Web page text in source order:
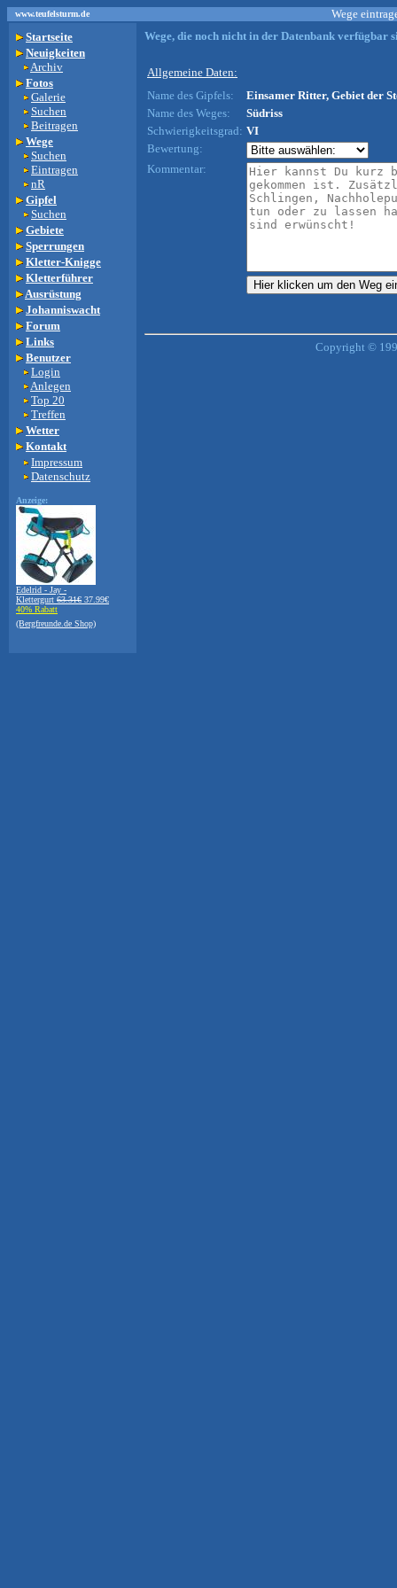
www.teufelsturm.de
Wege
Startseite
Neuigkeiten
Archiv
Fotos
Galerie
Suchen
Beitragen
Wege
Suchen
Eintragen
nR
Gipfel
Suchen
Gebiete
Sperrungen
Kletter-Knigge
Kletterführer
Ausrüstung
Johanniswacht
Forum
Links
Benutzer
Login
Anlegen
Top 20
Treffen
Wetter
Kontakt
Impressum
Datenschutz
Anzeige:
Edelrid - Jay -
Klettergurt 63.31€ 37.99€
40% Rabatt
(Bergfreunde.de Shop)
Wege, die noch nicht in der Datenbank verfügbar
Allgemeine Daten:
Name des Gipfels:
Einsamer Ritter, Gebiet der
Name des Weges:
Südriss
Schwierigkeitsgrad: VI
Bewertung:
Kommentar:
Copyright ©